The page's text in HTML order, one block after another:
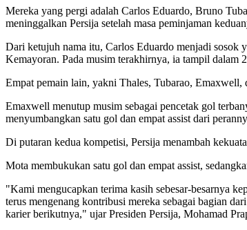
Mereka yang pergi adalah Carlos Eduardo, Bruno
meninggalkan Persija setelah masa peminjaman
Dari ketujuh nama itu, Carlos Eduardo menjadi sosok
Kemayoran. Pada musim terakhirnya, ia tampil dalam
Empat pemain lain, yakni Thales, Tubarao, Emaxwell,
Emaxwell menutup musim sebagai pencetak gol
menyumbangkan satu gol dan empat assist dari
Di putaran kedua kompetisi, Persija menambah
Mota membukukan satu gol dan empat assist,
"Kami mengucapkan terima kasih sebesar-besarnya
terus mengenang kontribusi mereka sebagai bagian
karier berikutnya," ujar Presiden Persija, Mohamad